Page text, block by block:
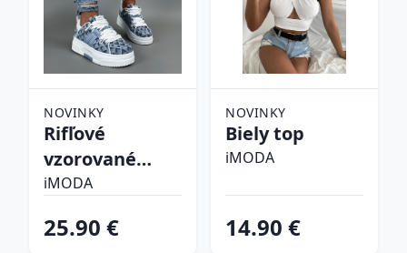
NOVINKY
Rifľové
vzorované
tenisky
iMODA
25.90 €
NOVINKY
Biely top
iMODA
14.90 €